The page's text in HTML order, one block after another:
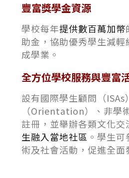
豐富獎學金資源
學校每年提供數百萬加幣
助金，協助優秀學生減輕
成學業。
全方位學校服務與豐富
設有國際學生顧問（
（Orientation）、非學
註冊，並舉辦各類文化交
生融入當地社區 。學生
術及社會活動，促進全面